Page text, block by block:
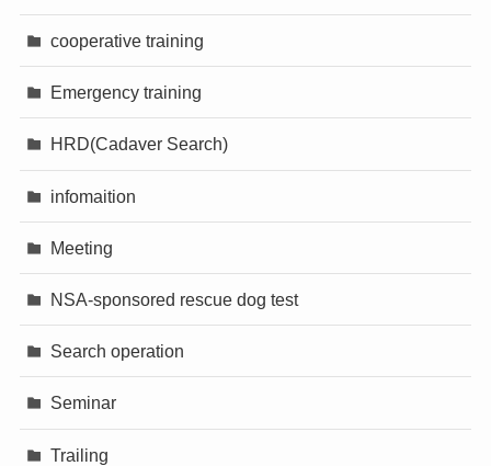
cooperative training
Emergency training
HRD(Cadaver Search)
infomaition
Meeting
NSA-sponsored rescue dog test
Search operation
Seminar
Trailing